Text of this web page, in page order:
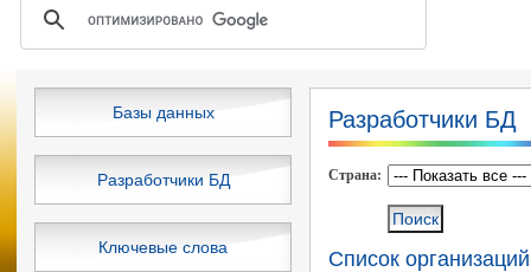
Базы данных
Разработчики БД
Ключевые слова
Разработчики БД
Cтрана:
Список